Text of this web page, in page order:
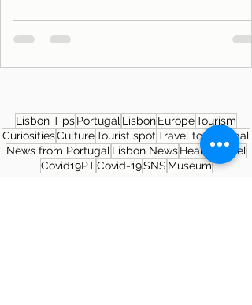
Lisbon TipsPortugal LisbonEuropeTourism
CuriositiesCultureTourist spotTravel to Portugal
News from Portugal Lisbon News Health Travel
Covid19PTCovid-19SNS Museum